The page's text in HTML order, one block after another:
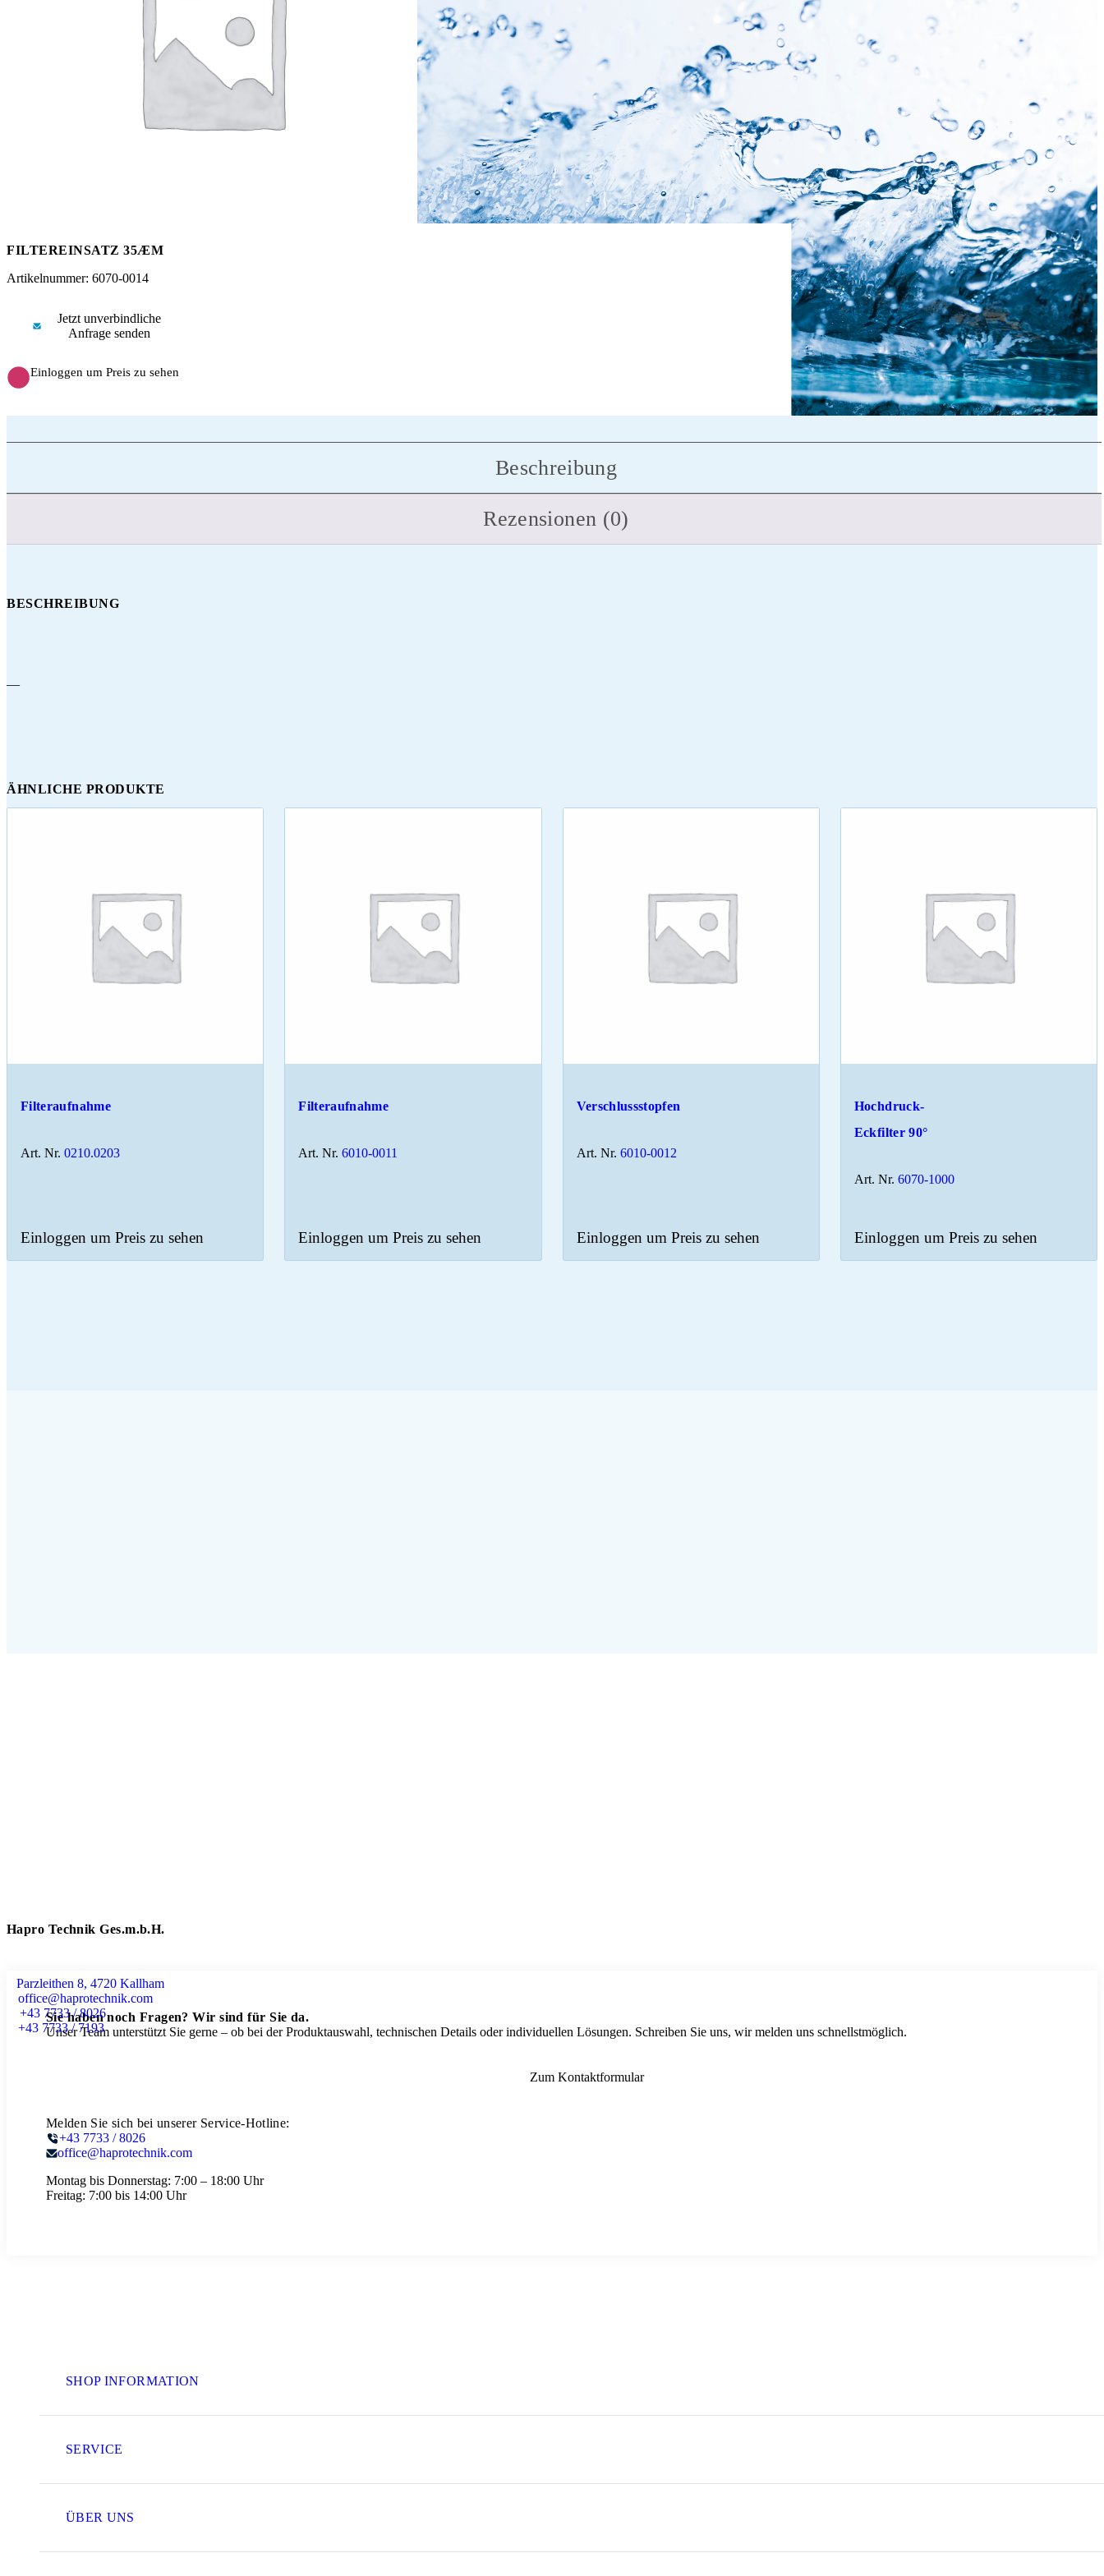
FILTEREINSATZ 35ÆM
Artikelnummer: 6070-0014
Jetzt unverbindliche
Anfrage senden
Einloggen um Preis zu sehen
Beschreibung
Rezensionen (0)
BESCHREIBUNG
—
ÄHNLICHE PRODUKTE
Filteraufnahme
Art. Nr. 0210.0203
Einloggen um Preis zu sehen
Filteraufnahme
Art. Nr. 6010-0011
Einloggen um Preis zu sehen
Verschlussstopfen
Art. Nr. 6010-0012
Einloggen um Preis zu sehen
Hochdruck-
Eckfilter 90°
Art. Nr. 6070-1000
Einloggen um Preis zu sehen
Hapro Technik Ges.m.b.H.
Parzleithen 8, 4720 Kallham
office@haprotechnik.com
+43 7733 / 8026
+43 7733 / 7193
Sie haben noch Fragen? Wir sind für Sie da.
Unser Team unterstützt Sie gerne – ob bei der Produktauswahl, technischen Details oder individuellen Lösungen. Schreiben Sie uns, wir melden uns schnellstmöglich.
Zum Kontaktformular
Melden Sie sich bei unserer Service-Hotline:
+43 7733 / 8026
office@haprotechnik.com
Montag bis Donnerstag: 7:00 – 18:00 Uhr
Freitag: 7:00 bis 14:00 Uhr
SHOP INFORMATION
SERVICE
ÜBER UNS